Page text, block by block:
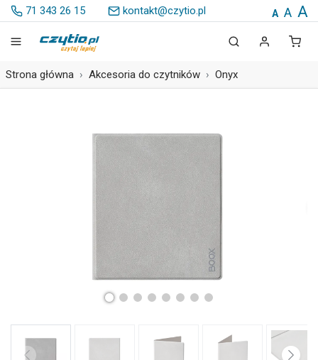
71 343 26 15 kontakt@czytio.pl A A A
Strona główna Akcesoria do czytników Onyx